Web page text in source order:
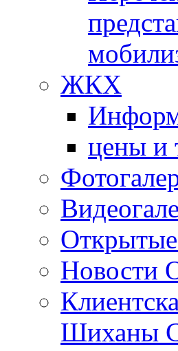
ЖКХ
цены и
Новости
Шиханы